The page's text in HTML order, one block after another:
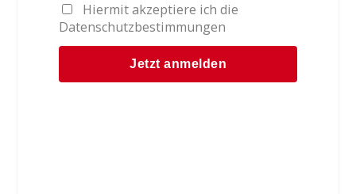
Hiermit akzeptiere ich die
Datenschutzbestimmungen